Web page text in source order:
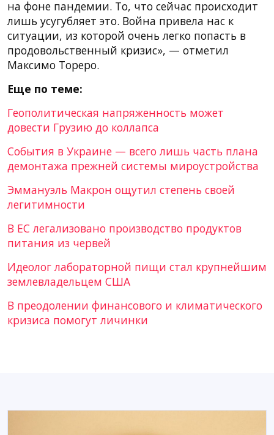
на фоне пандемии. То, что сейчас происходит
лишь усугубляет это. Война привела нас к
ситуации, из которой очень легко попасть в
продовольственный кризис», — отметил
Максимо Тореро.
Еще по теме:
Геополитическая напряженность может
довести Грузию до коллапса
События в Украине — всего лишь часть плана
демонтажа прежней системы мироустройства
Эммануэль Макрон ощутил степень своей
легитимности
В ЕС легализовано производство продуктов
питания из червей
Идеолог лабораторной пищи стал крупнейшим
землевладельцем США
В преодолении финансового и климатического
кризиса помогут личинки